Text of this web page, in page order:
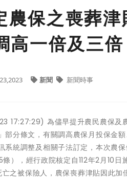
農保之喪葬
高一倍及三
新聞 新聞時事
17:27:29) 為儘早提升農民農保及
部分條文，有關調高農保月投保金
系統調整及相關子法訂定，本次農
條），經行政院核定自112年2月10
之被保險人，農保喪葬津貼因此